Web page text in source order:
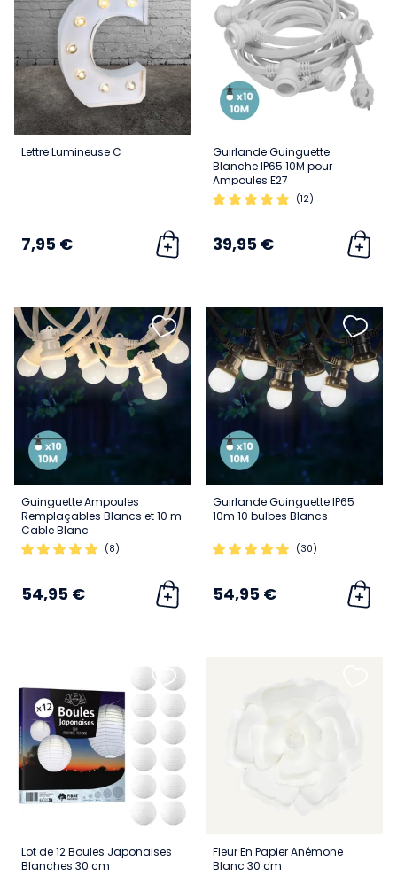
Lettre Lumineuse C
7,95 €
Guirlande Guinguette
Blanche IP65 10M pour
Ampoules E27
(12)
39,95 €
Guinguette Ampoules
Remplaçables Blancs et 10 m
Cable Blanc
(8)
54,95 €
Guirlande Guinguette IP65
10m 10 bulbes Blancs
(30)
54,95 €
Lot de 12 Boules Japonaises
Blanches 30 cm
Fleur En Papier Anémone
Blanc 30 cm